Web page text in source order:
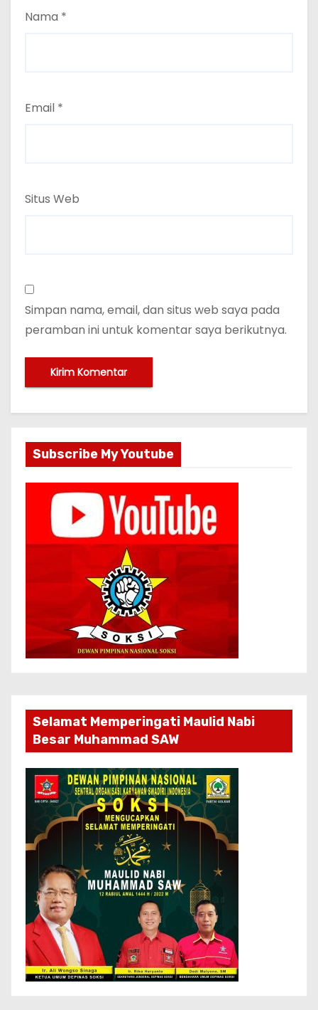
Nama *
Email *
Situs Web
Simpan nama, email, dan situs web saya pada
peramban ini untuk komentar saya berikutnya.
Subscribe My Youtube
Selamat Memperingati Maulid Nabi
Besar Muhammad SAW